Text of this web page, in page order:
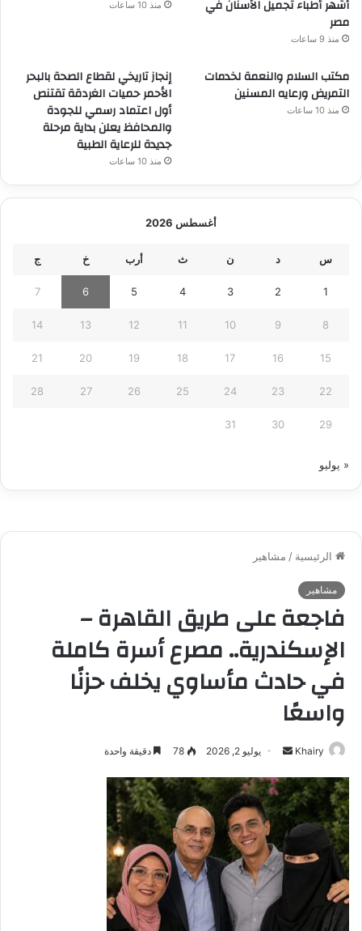
أشهر أطباء تجميل الأسنان في
مصر
منذ 9 ساعات
منذ 10 ساعات
مكتب السلام والنعمة لخدمات
التمريض ورعايه المسنين
منذ 10 ساعات
إنجاز تاريخي لقطاع الصحة بالبحر
الأحمر حميات الغردقة تقتنص
أول اعتماد رسمي للجودة
والمحافظ يعلن بداية مرحلة
جديدة للرعاية الطبية
منذ 10 ساعات
أغسطس 2026
س د ن ث أرب خ ج
1
2
3
4
5
6
7
8
9
10
11
12
13
14
15
16
17
18
19
20
21
22
23
24
25
26
27
28
29
30
31
« يوليو